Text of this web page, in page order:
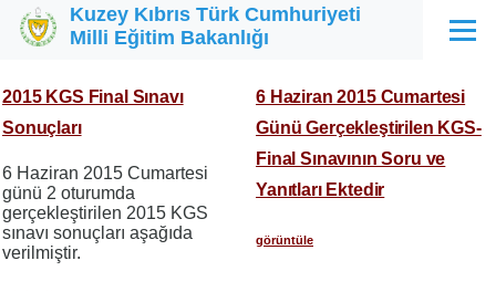
Ana içeriğe atla
Kuzey Kıbrıs Türk Cumhuriyeti
Milli Eğitim Bakanlığı
Menü
2015 KGS Final Sınavı
Sonuçları
6 Haziran 2015 Cumartesi
günü 2 oturumda
gerçekleştirilen 2015 KGS
sınavı sonuçları aşağıda
verilmiştir.
6 Haziran 2015 Cumartesi
Günü Gerçekleştirilen KGS-
Final Sınavının Soru ve
Yanıtları Ektedir
görüntüle